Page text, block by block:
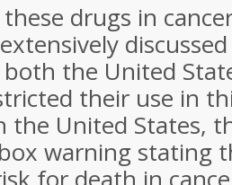
drugs in
the United
their use in
the United States,
warning stating